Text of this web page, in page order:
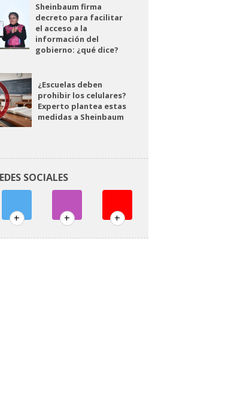
Sheinbaum firma
decreto para facilitar
el acceso a la
información del
gobierno: ¿qué dice?
¿Escuelas deben
prohibir los celulares?
Experto plantea estas
medidas a Sheinbaum
SOCIALES
+ + +